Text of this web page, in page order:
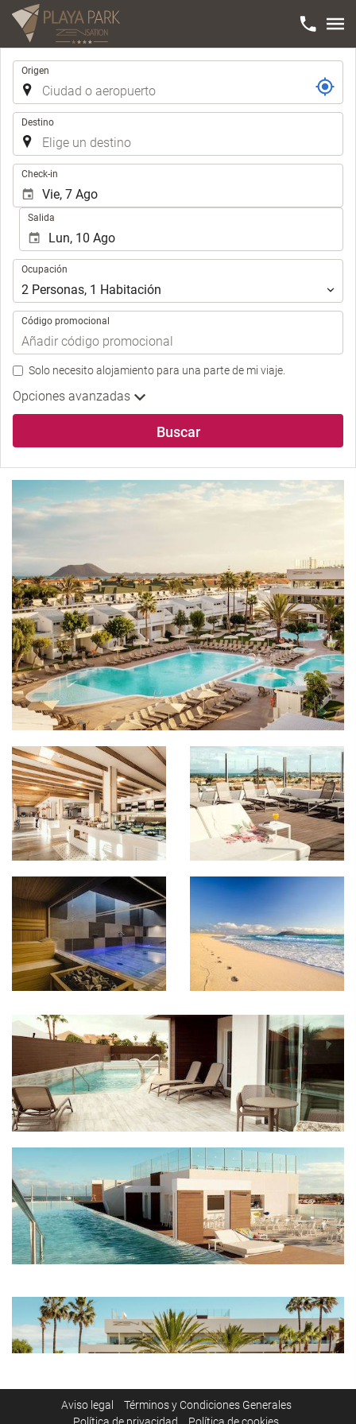
Trayecto
Origen
Destino
Check-in
Salida
Ocupación
Ocupación
2 Personas, 1 Habitación
Código promocional
Solo necesito alojamiento para una parte de mi viaje.
Opciones avanzadas
Buscar
Aviso legal
Términos y Condiciones Generales